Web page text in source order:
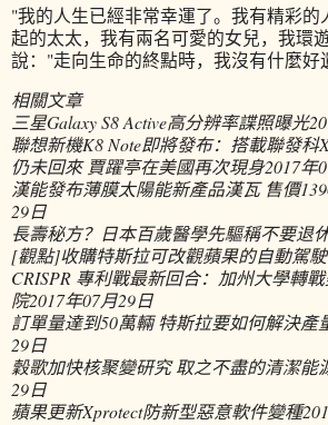
"我的人生已經非常幸運了。我有精彩的
起的太太，我有兩名可愛的女兒，我環
說："走向生命的終點時，我沒有什麼好
相關文章
三星Galaxy S8 Active高分辨率諜照曝光
聯想新機K8 Note即將發布：搭載聯發科
仍未回來 賈躍亭在美國再次現身2017年
漢能發布薄膜太陽能新產品漢瓦 售價
29日
長壽秘方？日本百歲醫學先驅稱不要退
[觀點]收購特斯拉可改觀蘋果的自動駕
CRISPR 專利戰最新回合：加州大學轉
院2017年07月29日
訂單量達到50萬輛 特斯拉要如何解決產
29日
穀歌加快核聚變研究 取之不盡的清潔能
29日
蘋果更新Xprotect防新型惡意軟件變種